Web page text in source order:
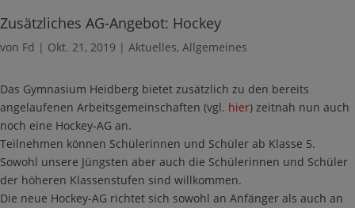
Zusätzliches AG-Angebot: Hockey
von Fd | Okt. 21, 2019 | Aktuelles, Allgemeines
Das Gymnasium Heidberg bietet zusätzlich zu den bereits
angelaufenen Arbeitsgemeinschaften (vgl. hier) zeitnah nun auch
noch eine Hockey-AG an.
Teilnehmen können Schülerinnen und Schüler ab Klasse 5.
Sowohl unsere Jüngsten aber auch die Schülerinnen und Schüler
der höheren Klassenstufen sind willkommen.
Die neue Hockey-AG richtet sich sowohl an Anfänger als auch an